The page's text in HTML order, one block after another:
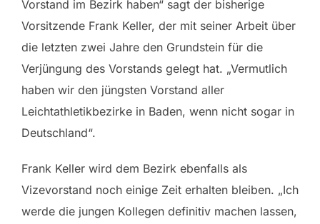
Vorstand im Bezirk haben“ sagt der bisherige
Vorsitzende Frank Keller, der mit seiner Arbeit über
die letzten zwei Jahre den Grundstein für die
Verjüngung des Vorstands gelegt hat. „Vermutlich
haben wir den jüngsten Vorstand aller
Leichtathletikbezirke in Baden, wenn nicht sogar in
Deutschland“.
Frank Keller wird dem Bezirk ebenfalls als
Vizevorstand noch einige Zeit erhalten bleiben. „Ich
werde die jungen Kollegen definitiv machen lassen,